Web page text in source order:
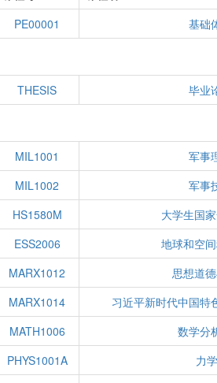
PE00001
基础
THESIS 毕业
MIL1001 军事
MIL1002
军事
HS1580M
大学生国
ESS2006
地球和空
MARX1012
思想道
MARX1014
习近平新时代中国特
MATH1006
数学分
PHYS1001A
力